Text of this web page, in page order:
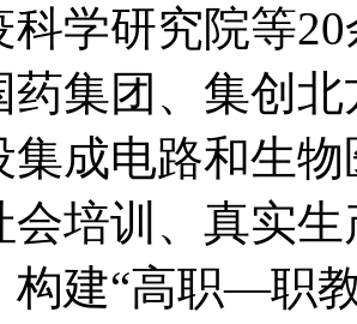
科学研究院等
药集团、集创
集成电路和生
会培训、真实
构建“高职—职